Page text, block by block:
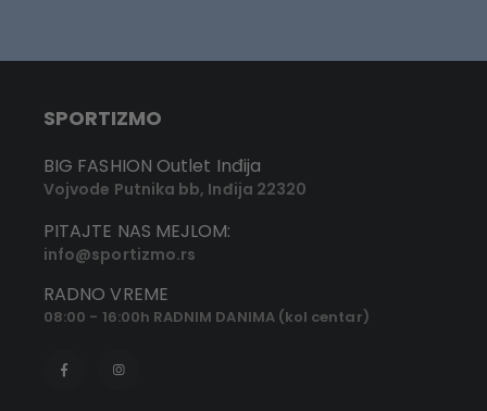
SPORTIZMO
BIG FASHION Outlet Inđija
Vojvode Putnika bb, Inđija 22320
PITAJTE NAS MEJLOM:
info@sportizmo.rs
RADNO VREME
08:00 - 16:00h RADNIM DANIMA (kol centar)